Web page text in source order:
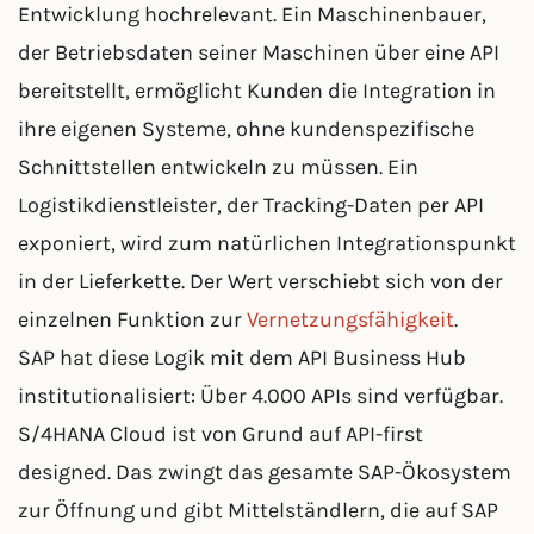
Entwicklung hochrelevant. Ein Maschinenbauer,
der Betriebsdaten seiner Maschinen über eine API
bereitstellt, ermöglicht Kunden die Integration in
ihre eigenen Systeme, ohne kundenspezifische
Schnittstellen entwickeln zu müssen. Ein
Logistikdienstleister, der Tracking-Daten per API
exponiert, wird zum natürlichen Integrationspunkt
in der Lieferkette. Der Wert verschiebt sich von der
einzelnen Funktion zurVernetzungsfähigkeit.
SAP hat diese Logik mit dem API Business Hub
institutionalisiert: Über 4.000 APIs sind verfügbar.
S/4HANA Cloud ist von Grund auf API-first
designed. Das zwingt das gesamte SAP-Ökosystem
zur Öffnung und gibt Mittelständlern, die auf SAP